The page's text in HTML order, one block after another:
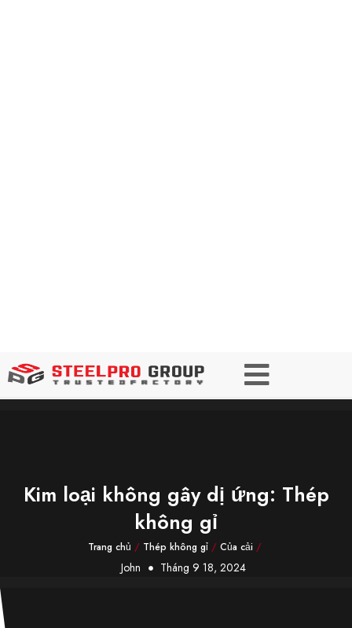
Kim loại không gây dị ứng: Thép
không gỉ
Trang chủ / Thép không gỉ/ Của cải /
John Tháng 9 18, 2024